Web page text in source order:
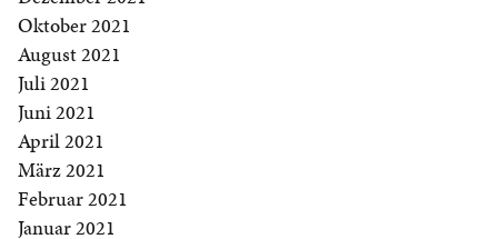
Oktober 2021
August 2021
Juli 2021
Juni 2021
April 2021
März 2021
Februar 2021
Januar 2021